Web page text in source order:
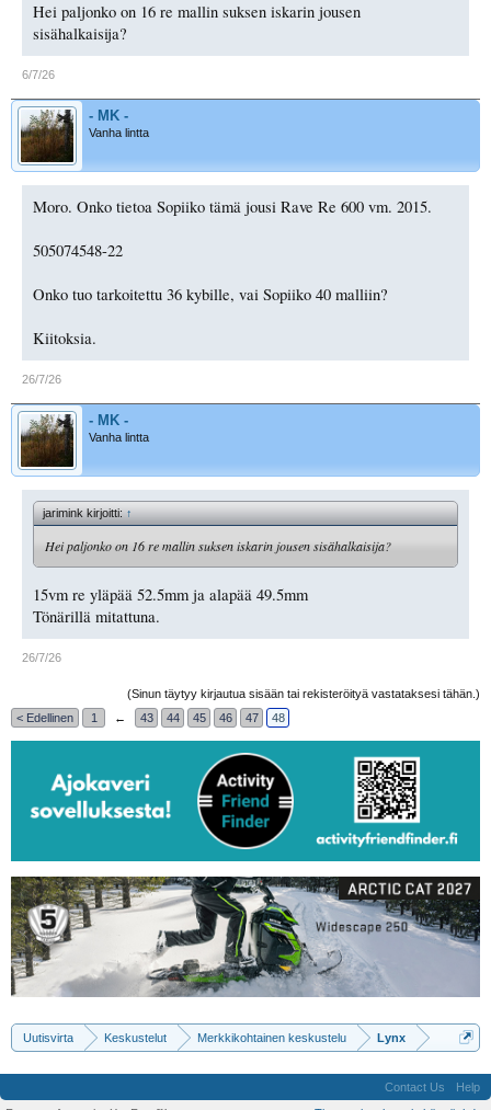
Hei paljonko on 16 re mallin suksen iskarin jousen
sisähalkaisija?
6/7/26
- MK -
Vanha lintta
Moro. Onko tietoa Sopiiko tämä jousi Rave Re 600 vm. 2015.
505074548-22
Onko tuo tarkoitettu 36 kybille, vai Sopiiko 40 malliin?
Kiitoksia.
26/7/26
- MK -
Vanha lintta
jarimink kirjoitti:↑
Hei paljonko on 16 re mallin suksen iskarin jousen sisähalkaisija?
15vm re yläpää 52.5mm ja alapää 49.5mm
Tönärillä mitattuna.
26/7/26
(Sinun täytyy kirjautua sisään tai rekisteröityä vastataksesi tähän.)
< Edellinen
1 ← 43 44 45 46 47 48
Uutisvirta Keskustelut Merkkikohtainen keskustelu Lynx
Contact Us
Help